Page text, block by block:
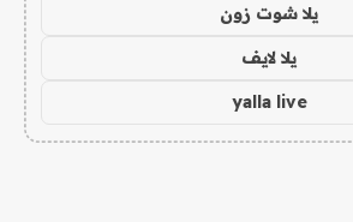
يلا شوت زون
يلا لايف
yalla live